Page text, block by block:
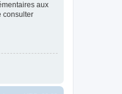
aux
consulter